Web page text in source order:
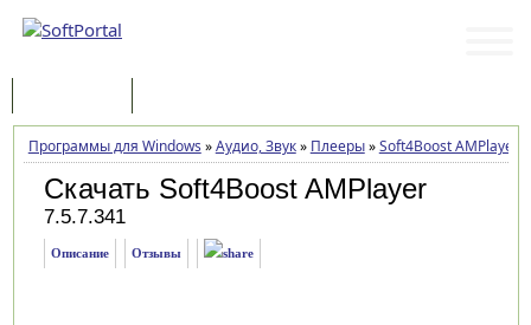
Программы для Windows »Аудио, Звук» Плееры»Soft4Boost AMPlayer
Скачать Soft4Boost AMPlayer
7.5.7.341
Описание Отзывы